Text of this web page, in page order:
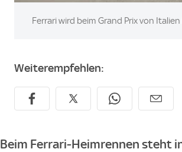
Image:
Ferrari wird beim Grand Prix von
Weiterempfehlen:
Beim Ferrari-Heimrennen steht